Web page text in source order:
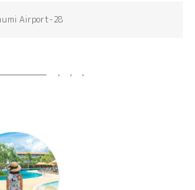
Airport-28